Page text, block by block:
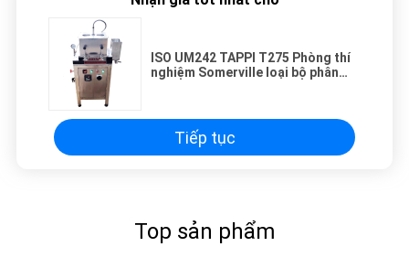
ISO UM242 TAPPI T275 Phòng thí
nghiệm Somerville loại bộ phân
Tiếp tục
Top sản phẩm